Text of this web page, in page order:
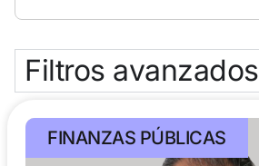
Filtros avanzados
FINANZAS PÚBLICAS